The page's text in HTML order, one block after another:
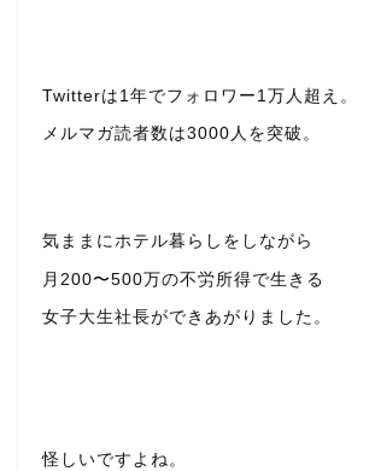
Twitterは1年でフォロワー1万人超え。
メルマガ読者数は3000人を突破。
気ままにホテル暮らしをしながら
月200〜500万の不労所得で生きる
女子大生社長ができあがりました。
怪しいですよね。